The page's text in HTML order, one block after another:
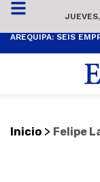
Inicio > Felipe